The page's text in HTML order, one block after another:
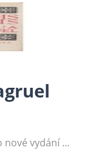
vydání ...